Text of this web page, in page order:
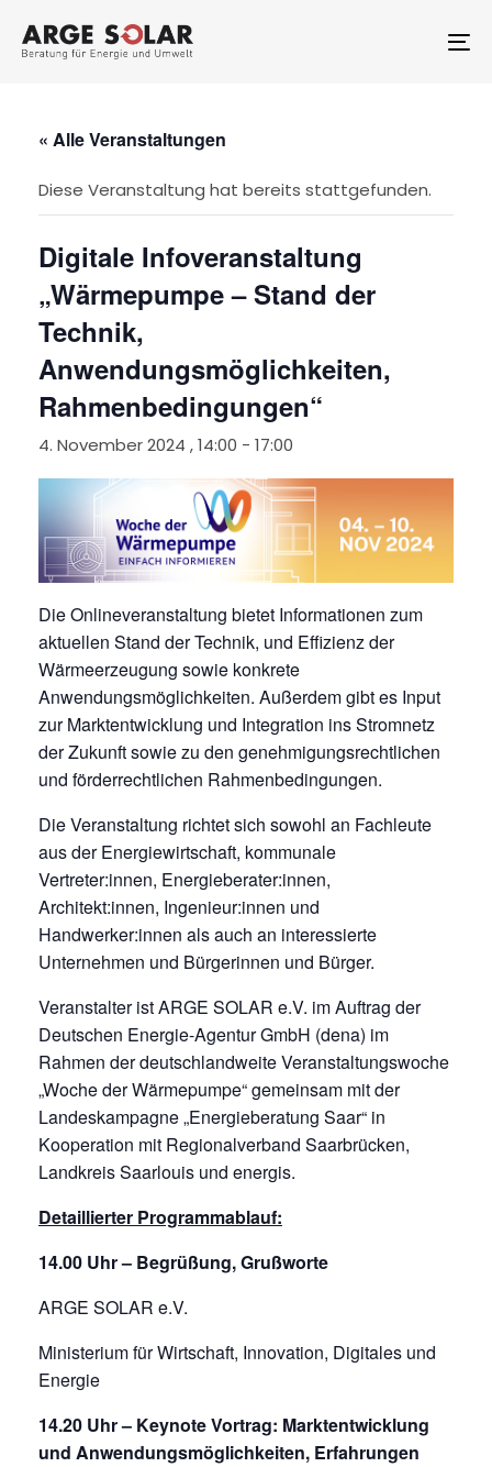
links
primary
content« Alle Veranstaltungen
Diese Veranstaltung hat bereits stattgefunden.
Digitale Infoveranstaltung
„Wärmepumpe – Stand der
Technik,
Anwendungsmöglichkeiten,
Rahmenbedingungen“
4. November 2024 , 14:00 - 17:00
Die Onlineveranstaltung bietet Informationen zum
aktuellen Stand der Technik, und Effizienz der
Wärmeerzeugung sowie konkrete
Anwendungsmöglichkeiten. Außerdem gibt es Input
zur Marktentwicklung und Integration ins Stromnetz
der Zukunft sowie zu den genehmigungsrechtlichen
und förderrechtlichen Rahmenbedingungen.
Die Veranstaltung richtet sich sowohl an Fachleute
aus der Energiewirtschaft, kommunale
Vertreter:innen, Energieberater:innen,
Architekt:innen, Ingenieur:innen und
Handwerker:innen als auch an interessierte
Unternehmen und Bürgerinnen und Bürger.
Veranstalter ist ARGE SOLAR e.V. im Auftrag der
Deutschen Energie-Agentur GmbH (dena) im
Rahmen der deutschlandweite Veranstaltungswoche
„Woche der Wärmepumpe“ gemeinsam mit der
Landeskampagne „Energieberatung Saar“ in
Kooperation mit Regionalverband Saarbrücken,
Landkreis Saarlouis und energis.
Detaillierter Programmablauf:
14.00 Uhr – Begrüßung, Grußworte
ARGE SOLAR e.V.
Ministerium für Wirtschaft, Innovation, Digitales und
Energie
14.20 Uhr – Keynote Vortrag: Marktentwicklung
und Anwendungsmöglichkeiten, Erfahrungen